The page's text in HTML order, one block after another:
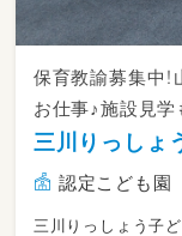
保育教諭募集中
お仕事♪施設見
三川りっしょ
認定こども園
三川りっしょう子